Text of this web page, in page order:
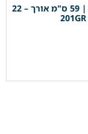
מתקן משולב מתקפל למגבות | מדף + קולבים | 59 ס"מ אורך – 22